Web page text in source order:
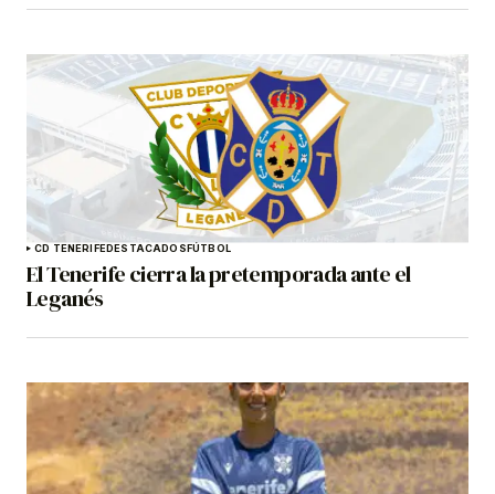
CD TENERIFEDESTACADOSFÚTBOL
El Tenerife cierra la pretemporada ante el
Leganés